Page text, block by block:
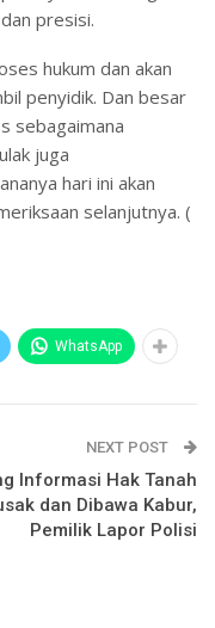
presisi.
hukum dan akan
penyidik. Dan besar
sebagaimana
juga
hari ini akan
selanjutnya. (
WhatsApp
NEXT POST
Informasi Hak Tanah
dan Dibawa Kabur,
Pemilik Lapor Polisi